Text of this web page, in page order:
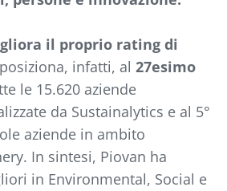
il proprio rating di
infatti, al 27esimo
le 15.620 aziende
da Sustainalytics e al 5°
aziende in ambito
In sintesi, Piovan ha
in Environmental, Social e